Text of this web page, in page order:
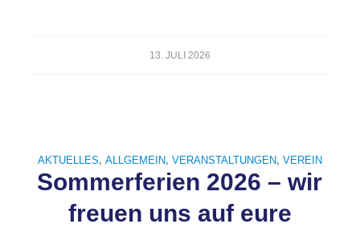
13. JULI 2026
AKTUELLES, ALLGEMEIN, VERANSTALTUNGEN, VEREIN
Sommerferien 2026 – wir
freuen uns auf eure